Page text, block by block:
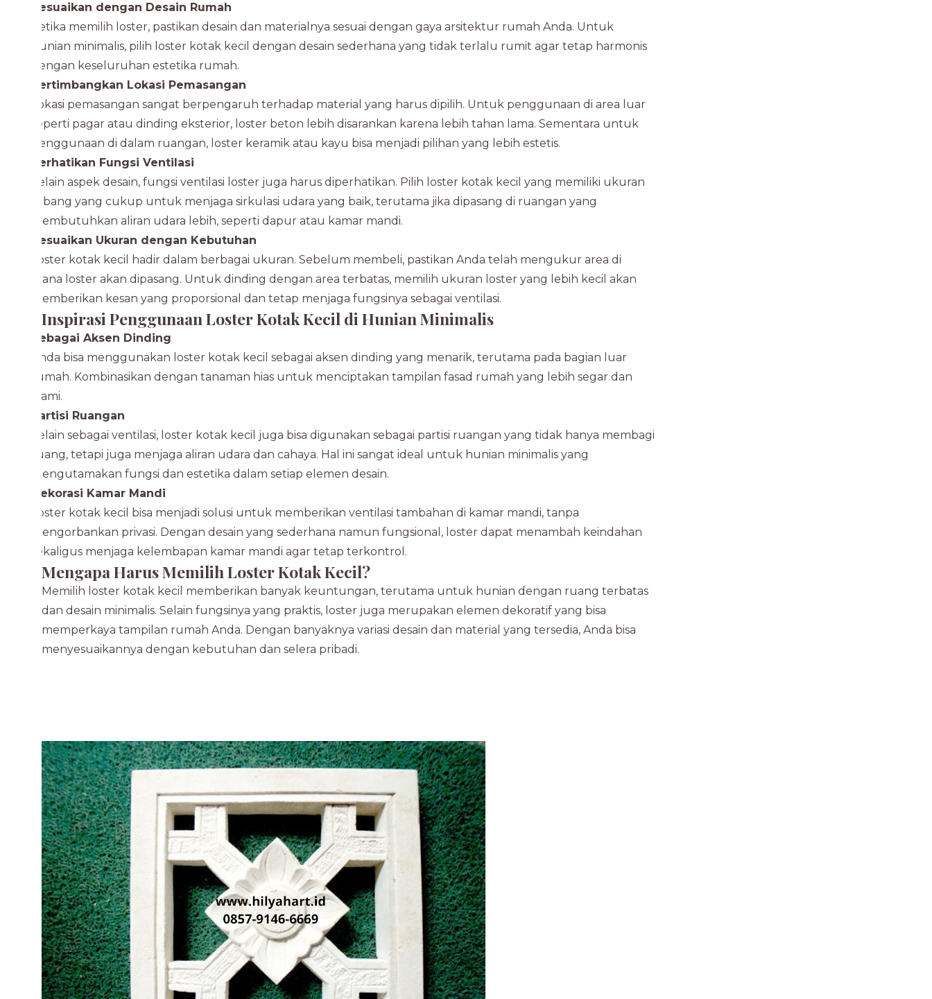
Sesuaikan dengan Desain Rumah
Ketika memilih loster, pastikan desain dan materialnya sesuai dengan gaya arsitektur rumah Anda. Untuk
hunian minimalis, pilih loster kotak kecil dengan desain sederhana yang tidak terlalu rumit agar tetap harmonis
dengan keseluruhan estetika rumah.
Pertimbangkan Lokasi Pemasangan
Lokasi pemasangan sangat berpengaruh terhadap material yang harus dipilih. Untuk penggunaan di area luar
seperti pagar atau dinding eksterior, loster beton lebih disarankan karena lebih tahan lama. Sementara untuk
penggunaan di dalam ruangan, loster keramik atau kayu bisa menjadi pilihan yang lebih estetis.
Perhatikan Fungsi Ventilasi
Selain aspek desain, fungsi ventilasi loster juga harus diperhatikan. Pilih loster kotak kecil yang memiliki ukuran
lubang yang cukup untuk menjaga sirkulasi udara yang baik, terutama jika dipasang di ruangan yang
membutuhkan aliran udara lebih, seperti dapur atau kamar mandi.
Sesuaikan Ukuran dengan Kebutuhan
Loster kotak kecil hadir dalam berbagai ukuran. Sebelum membeli, pastikan Anda telah mengukur area di
mana loster akan dipasang. Untuk dinding dengan area terbatas, memilih ukuran loster yang lebih kecil akan
memberikan kesan yang proporsional dan tetap menjaga fungsinya sebagai ventilasi.
Inspirasi Penggunaan Loster Kotak Kecil di Hunian Minimalis
Sebagai Aksen Dinding
Anda bisa menggunakan loster kotak kecil sebagai aksen dinding yang menarik, terutama pada bagian luar
rumah. Kombinasikan dengan tanaman hias untuk menciptakan tampilan fasad rumah yang lebih segar dan
alami.
Partisi Ruangan
Selain sebagai ventilasi, loster kotak kecil juga bisa digunakan sebagai partisi ruangan yang tidak hanya membagi
ruang, tetapi juga menjaga aliran udara dan cahaya. Hal ini sangat ideal untuk hunian minimalis yang
mengutamakan fungsi dan estetika dalam setiap elemen desain.
Dekorasi Kamar Mandi
Loster kotak kecil bisa menjadi solusi untuk memberikan ventilasi tambahan di kamar mandi, tanpa
mengorbankan privasi. Dengan desain yang sederhana namun fungsional, loster dapat menambah keindahan
sekaligus menjaga kelembapan kamar mandi agar tetap terkontrol.
Mengapa Harus Memilih Loster Kotak Kecil?
Memilih loster kotak kecil memberikan banyak keuntungan, terutama untuk hunian dengan ruang terbatas
dan desain minimalis. Selain fungsinya yang praktis, loster juga merupakan elemen dekoratif yang bisa
memperkaya tampilan rumah Anda. Dengan banyaknya variasi desain dan material yang tersedia, Anda bisa
menyesuaikannya dengan kebutuhan dan selera pribadi.